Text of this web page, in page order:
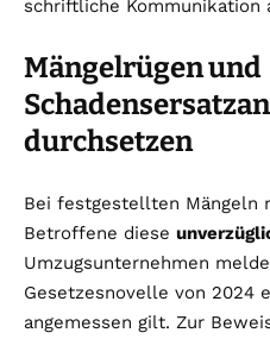
schriftliche Kommunikation
Mängelrügen und
durchsetzen
Bei festgestellten Mängeln
Betroffene diese
Umzugsunternehmen
Gesetzesnovelle von 2024
angemessen gilt. Zur